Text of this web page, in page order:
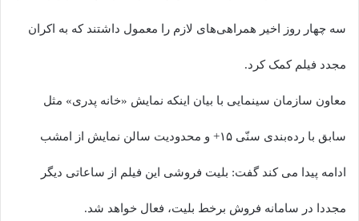
سه چهار روز اخیر همراهی‌های لازم را معمول داشتند که به اکران
مجدد فیلم کمک کرد.
معاون سازمان سینمایی با بیان اینکه نمایش «خانه پدری» مثل
سابق با رده‌بندی سنّی ۱۵+ و محدودیت سالن نمایش از امشب
ادامه پیدا می کند گفت: بلیت فروشی این فیلم از ساعاتی دیگر
مجددا در سامانه فروش برخط بلیت، فعال خواهد شد.